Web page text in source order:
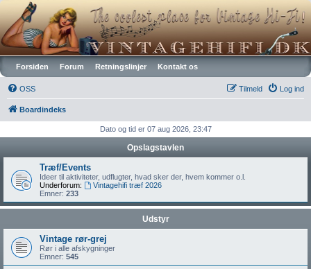
Vintagehifi.dk
Forsiden Forum Retningslinjer Kontakt os
OSS Log ind
Tilmeld
Boardindeks
Dato og tid er 07 aug 2026, 23:47
Opslagstavlen
Træf/Events
Ideer til aktiviteter, udflugter, hvad sker der, hvem kommer o.l.
Underforum:
Vintagehifi træf 2026
Emner: 233
Udstyr
Vintage rør-grej
Rør i alle afskygninger
Emner: 545